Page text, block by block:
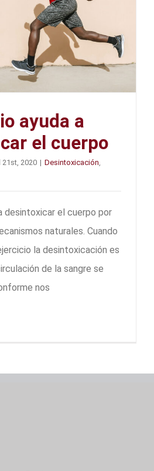
ayuda a
el cuerpo
21st, 2020 | Desintoxicación
desintoxicar el cuerpo por
naturales. Cuando
la desintoxicación es
de la sangre se
nos